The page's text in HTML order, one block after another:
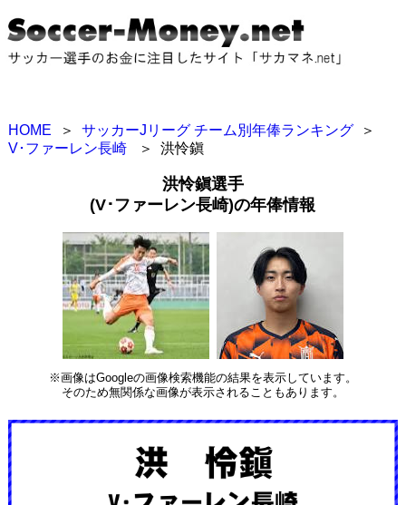
HOME ＞ サッカーJリーグ チーム別年俸ランキング
＞
V･ファーレン長崎
＞ 洪怜鎭
洪怜鎭選手
(V･ファーレン長崎)の年俸情報
※画像はGoogleの画像検索機能の結果を表示しています。
そのため無関係な画像が表示されることもあります。